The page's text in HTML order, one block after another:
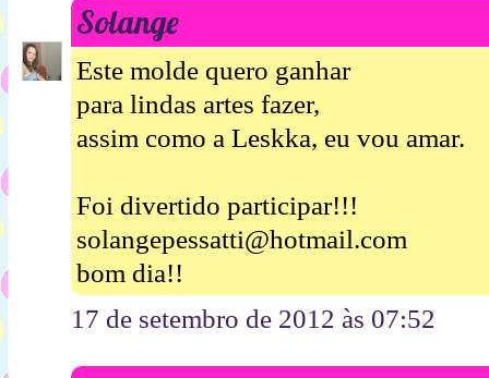
Solange
Este molde quero ganhar
para lindas artes fazer,
assim como a Leskka, eu vou amar.
Foi divertido participar!!!
solangepessatti@hotmail.com
bom dia!!
17 de setembro de 2012 às 07:52